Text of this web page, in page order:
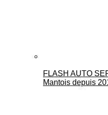
FLASH AUTO
Mantois depuis